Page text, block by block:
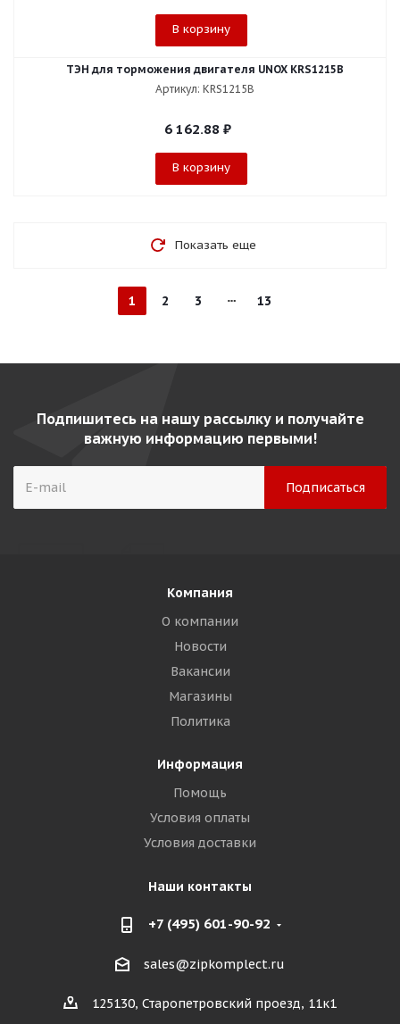
В корзину
ТЭН для торможения двигателя UNOX KRS1215B
Артикул: KRS1215B
6 162.88 ₽
В корзину
Показать еще
1 2 3 13
Подпишитесь на нашу рассылку и получайте
важную информацию первыми!
Компания
О компании
Новости
Вакансии
Магазины
Политика
Информация
Помощь
Условия оплаты
Условия доставки
Наши контакты
+7 (495) 601-90-92
sales@zipkomplect.ru
125130, Старопетровский проезд, 11к1